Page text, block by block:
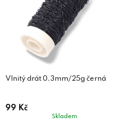
udVlnitý drát 0,3mm/25g černá
99 Kč
Skladem